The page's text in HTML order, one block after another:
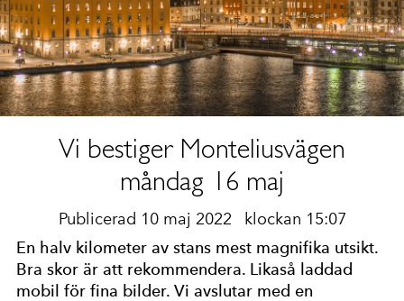
Vi bestiger Monteliusvägen
måndag 16 maj
Publicerad 10 maj 2022 klockan 15:07
En halv kilometer av stans mest magnifika utsikt.
Bra skor är att rekommendera. Likaså laddad
mobil för fina bilder. Vi avslutar med en